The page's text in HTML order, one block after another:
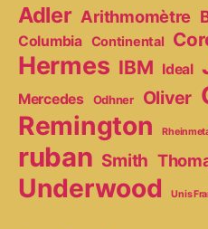
Adler Arithmomètre
Columbia Continental
Hermes IBM Ideal
Mercedes
Odhner Oliver
Remington
ruban Smith
Underwood Unis